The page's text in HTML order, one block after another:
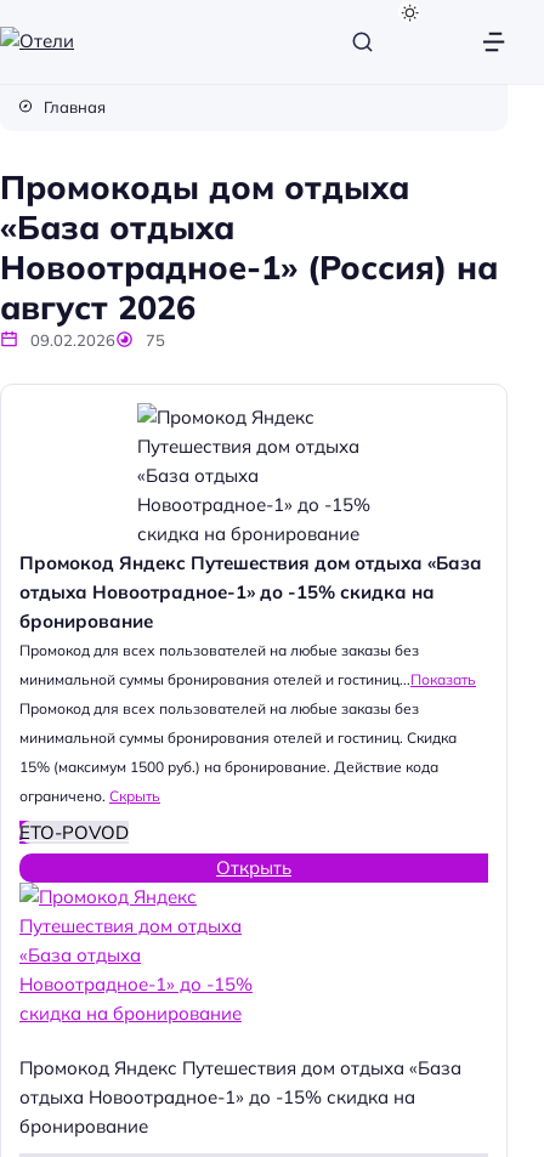
и
Главная
Промокоды дом отдыха
«База отдыха
Новоотрадное-1» (Россия) на
август 2026
09.02.2026 75
Промокод Яндекс Путешествия дом отдыха «База
отдыха Новоотрадное-1» до -15% скидка на
бронирование
Промокод для всех пользователей на любые заказы без
минимальной суммы бронирования отелей и гостиниц...Показать
Промокод для всех пользователей на любые заказы без
минимальной суммы бронирования отелей и гостиниц. Скидка
15% (максимум 1500 руб.) на бронирование. Действие кода
ограничено. Скрыть
ETO-POVOD
Открыть
Промокод Яндекс Путешествия дом отдыха «База
отдыха Новоотрадное-1» до -15% скидка на
бронирование